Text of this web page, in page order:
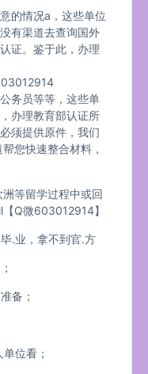
的情况a，这些单位
有渠道去查询国外
证。鉴于此，办理
务员等等，这些单
办理教育部认证所
须提供原件，我们
您快速整合材料，
等留学过程中或回
Q微603012914】
.业，拿不到官.方
备；
单位看；